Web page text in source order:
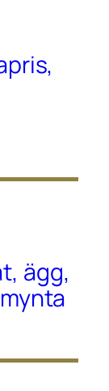
ägg,